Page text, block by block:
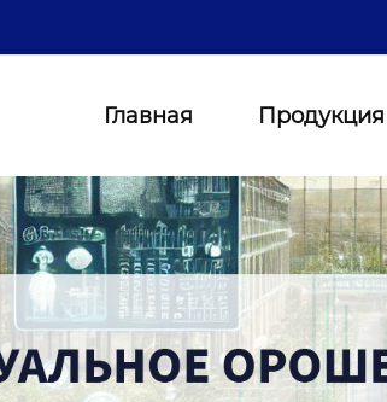
Главная Продукция